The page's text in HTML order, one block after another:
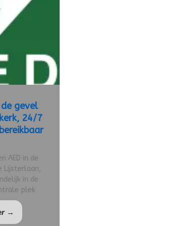
de gevel
24/7
AED in de
Lijsterlaan,
in de
plek
→